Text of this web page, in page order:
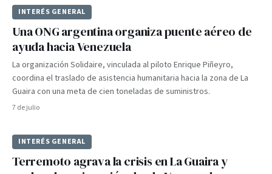
INTERÉS GENERAL
Una ONG argentina organiza puente aéreo de
ayuda hacia Venezuela
La organización Solidaire, vinculada al piloto Enrique Piñeyro,
coordina el traslado de asistencia humanitaria hacia la zona de La
Guaira con una meta de cien toneladas de suministros.
7 de julio
INTERÉS GENERAL
Terremoto agrava la crisis en La Guaira y